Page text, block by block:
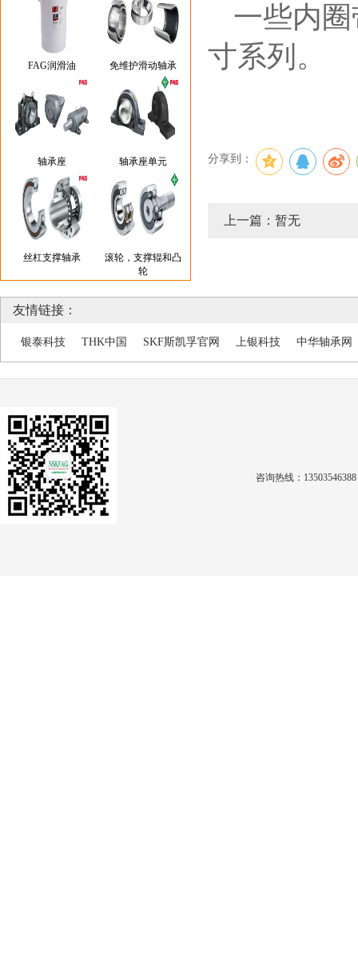
FAG润滑油 免维护滑动轴承
轴承座 轴承座单元
丝杠支撑轴承
滚轮，支撑辊和凸
轮
一些内
寸系列。
分享到：
上一篇：暂无
友情链接：
银泰科技 THK中国 SKF斯凯孚官网 上银科技 中华轴承网
咨询热线：